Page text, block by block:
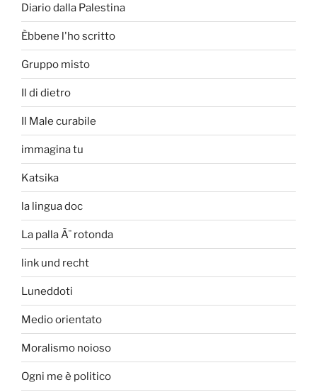
Diario dalla Palestina
Èbbene l'ho scritto
Gruppo misto
Il di dietro
Il Male curabile
immagina tu
Katsika
la lingua doc
La palla Ã¨ rotonda
link und recht
Luneddoti
Medio orientato
Moralismo noioso
Ogni me è politico